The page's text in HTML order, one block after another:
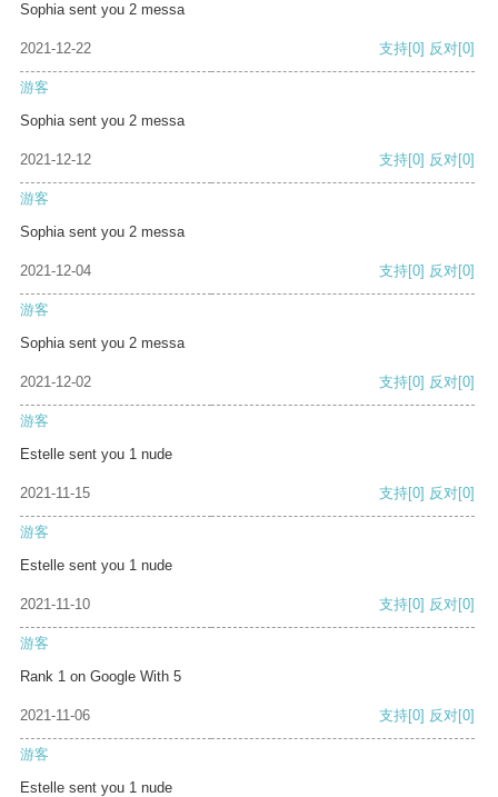
Sophia sent you 2 messa
2021-12-22 支持[0] 反对[0]
游客
Sophia sent you 2 messa
2021-12-12 支持[0] 反对[0]
游客
Sophia sent you 2 messa
2021-12-04 支持[0] 反对[0]
游客
Sophia sent you 2 messa
2021-12-02 支持[0] 反对[0]
游客
Estelle sent you 1 nude
2021-11-15 支持[0] 反对[0]
游客
Estelle sent you 1 nude
2021-11-10 支持[0] 反对[0]
游客
Rank 1 on Google With 5
2021-11-06 支持[0] 反对[0]
游客
Estelle sent you 1 nude